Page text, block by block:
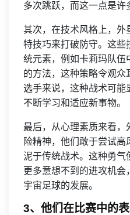
多次跳跃，而这一点是许
其次，在技术风格上，外
特技巧来打破防守。这些
统元素，例如卡莉玛队伍
的方法，这种策略令观众
选手来说，这种战术可能
不断学习和适应新事物。
最后，从心理素质来看，
险精神，他们敢于尝试
泥于传统战术。这种勇
更多意想不到的进攻机
宇宙足球的发展。
3、他们在比赛中的